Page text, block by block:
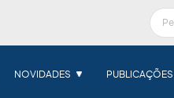
NOVIDADES PUBLICAÇÕES